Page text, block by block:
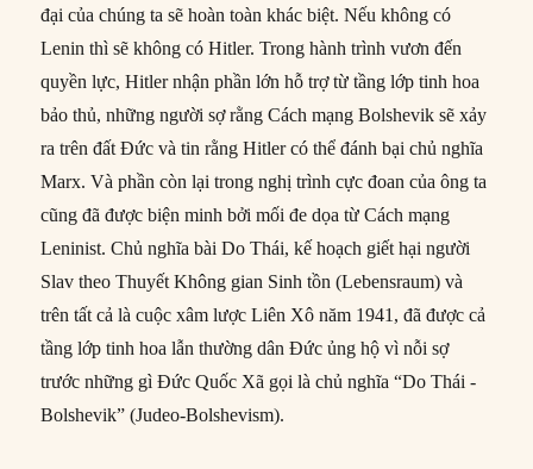
đại của chúng ta sẽ hoàn toàn khác biệt. Nếu không có
Lenin thì sẽ không có Hitler. Trong hành trình vươn đến
quyền lực, Hitler nhận phần lớn hỗ trợ từ tầng lớp tinh hoa
bảo thủ, những người sợ rằng Cách mạng Bolshevik sẽ xảy
ra trên đất Đức và tin rằng Hitler có thể đánh bại chủ nghĩa
Marx. Và phần còn lại trong nghị trình cực đoan của ông ta
cũng đã được biện minh bởi mối đe dọa từ Cách mạng
Leninist. Chủ nghĩa bài Do Thái, kế hoạch giết hại người
Slav theo Thuyết Không gian Sinh tồn (Lebensraum) và
trên tất cả là cuộc xâm lược Liên Xô năm 1941, đã được cả
tầng lớp tinh hoa lẫn thường dân Đức ủng hộ vì nỗi sợ
trước những gì Đức Quốc Xã gọi là chủ nghĩa “Do Thái -
Bolshevik” (Judeo-Bolshevism).